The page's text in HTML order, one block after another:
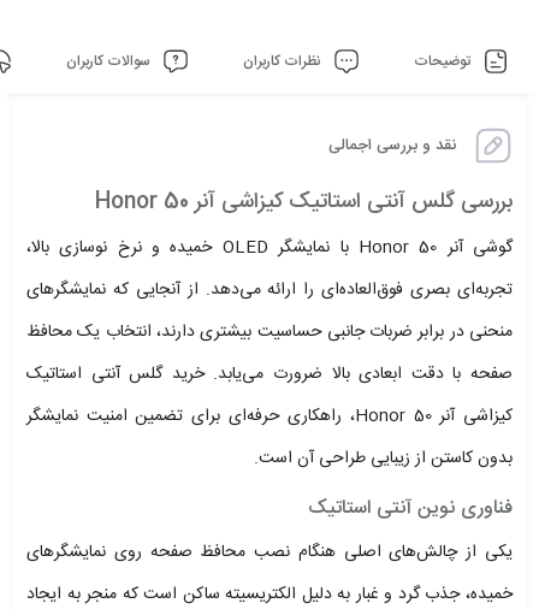
توضیحات نظرات کاربران سوالات کاربران
نقد و بررسی اجمالی
بررسی گلس آنتی استاتیک کیزاشی آنر Honor 50
گوشی آنر Honor 50 با نمایشگر OLED خمیده و نرخ نوسازی بالا،
تجربه‌ای بصری فوق‌العاده‌ای را ارائه می‌دهد. از آنجایی که نمایشگرهای
منحنی در برابر ضربات جانبی حساسیت بیشتری دارند، انتخاب یک محافظ
صفحه با دقت ابعادی بالا ضرورت می‌یابد. خرید گلس آنتی استاتیک
کیزاشی آنر Honor 50، راهکاری حرفه‌ای برای تضمین امنیت نمایشگر
بدون کاستن از زیبایی طراحی آن است.
فناوری نوین آنتی استاتیک
یکی از چالش‌های اصلی هنگام نصب محافظ صفحه روی نمایشگرهای
خمیده، جذب گرد و غبار به دلیل الکتریسیته ساکن است که منجر به ایجاد